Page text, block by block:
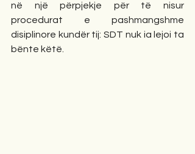
në një përpjekje për të nisur
procedurat e pashmangshme
disiplinore kundër tij: SDT nuk ia lejoi ta
bënte këtë.